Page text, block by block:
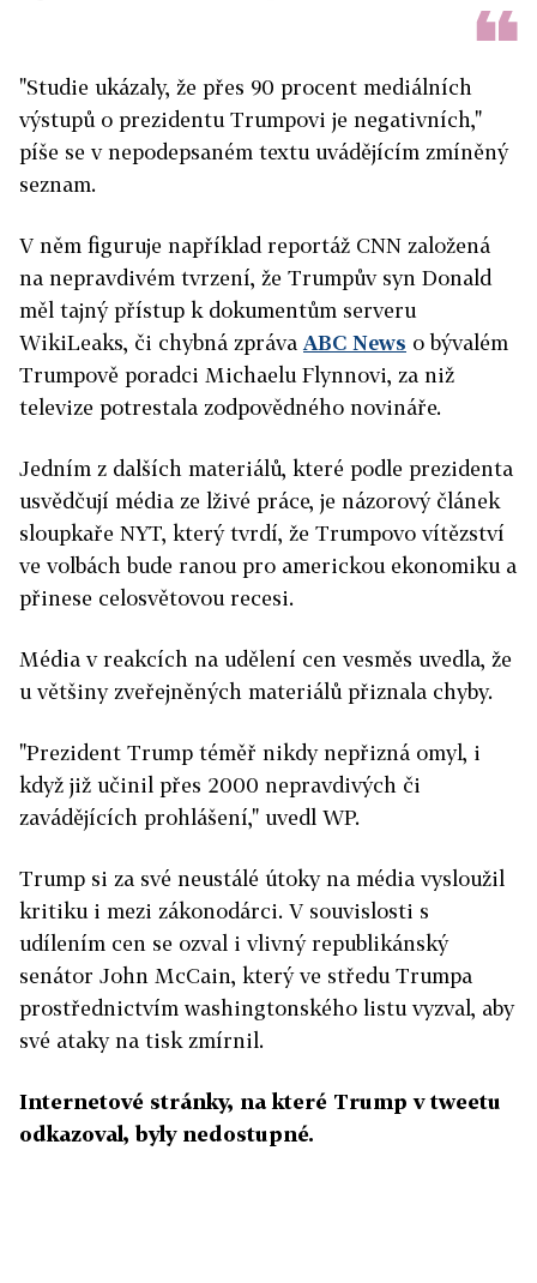
"Studie ukázaly, že přes 90 procent mediálních
výstupů o prezidentu Trumpovi je negativních,"
píše se v nepodepsaném textu uvádějícím zmíněný
seznam.
V něm figuruje například reportáž CNN založená
na nepravdivém tvrzení, že Trumpův syn Donald
měl tajný přístup k dokumentům serveru
WikiLeaks, či chybná zpráva ABC News o bývalém
Trumpově poradci Michaelu Flynnovi, za niž
televize potrestala zodpovědného novináře.
Jedním z dalších materiálů, které podle prezidenta
usvědčují média ze lživé práce, je názorový článek
sloupkaře NYT, který tvrdí, že Trumpovo vítězství
ve volbách bude ranou pro americkou ekonomiku a
přinese celosvětovou recesi.
Média v reakcích na udělení cen vesměs uvedla, že
u většiny zveřejněných materiálů přiznala chyby.
"Prezident Trump téměř nikdy nepřizná omyl, i
když již učinil přes 2000 nepravdivých či
zavádějících prohlášení," uvedl WP.
Trump si za své neustálé útoky na média vysloužil
kritiku i mezi zákonodárci. V souvislosti s
udílením cen se ozval i vlivný republikánský
senátor John McCain, který ve středu Trumpa
prostřednictvím washingtonského listu vyzval, aby
své ataky na tisk zmírnil.
Internetové stránky, na které Trump v tweetu
odkazoval, byly nedostupné.